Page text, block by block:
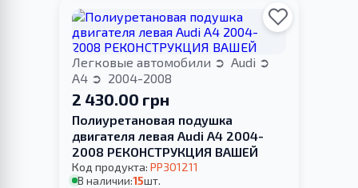
Легковые автомобили
Audi
A4
2004-2008
2 430.00 грн
Полиуретановая подушка
двигателя левая Audi A4 2004-
2008 РЕКОНСТРУКЦИЯ ВАШЕЙ
Код продукта: PP301211
В наличии:15шт.